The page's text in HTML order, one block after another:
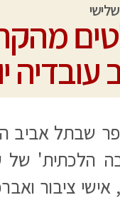
עופר שבתל
הלכתית'
אישי ציבור